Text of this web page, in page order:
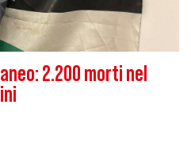
2.200 morti nel